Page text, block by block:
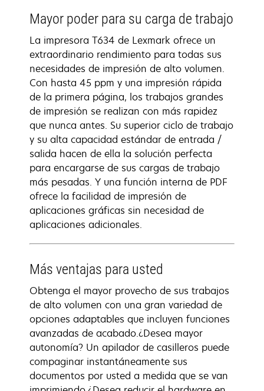
Mayor poder para su carga de trabajo
La impresora T634 de Lexmark ofrece un
extraordinario rendimiento para todas sus
necesidades de impresión de alto volumen.
Con hasta 45 ppm y una impresión rápida
de la primera página, los trabajos grandes
de impresión se realizan con más rapidez
que nunca antes. Su superior ciclo de trabajo
y su alta capacidad estándar de entrada /
salida hacen de ella la solución perfecta
para encargarse de sus cargas de trabajo
más pesadas. Y una función interna de PDF
ofrece la facilidad de impresión de
aplicaciones gráficas sin necesidad de
aplicaciones adicionales.
Más ventajas para usted
Obtenga el mayor provecho de sus trabajos
de alto volumen con una gran variedad de
opciones adaptables que incluyen funciones
avanzadas de acabado.¿Desea mayor
autonomía? Un apilador de casilleros puede
compaginar instantáneamente sus
documentos por usted a medida que se van